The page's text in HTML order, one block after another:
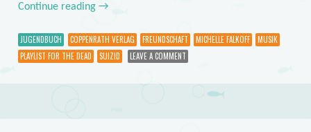
Continue reading →
JUGENDBUCH COPPENRATH VERLAG FREUNDSCHAFT MICHELLE FALKOFF
MUSIK
PLAYLIST FOR THE DEAD
SUIZID LEAVE A COMMENT